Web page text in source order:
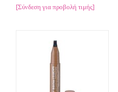
[Σύνδεση για προβολή τιμής]